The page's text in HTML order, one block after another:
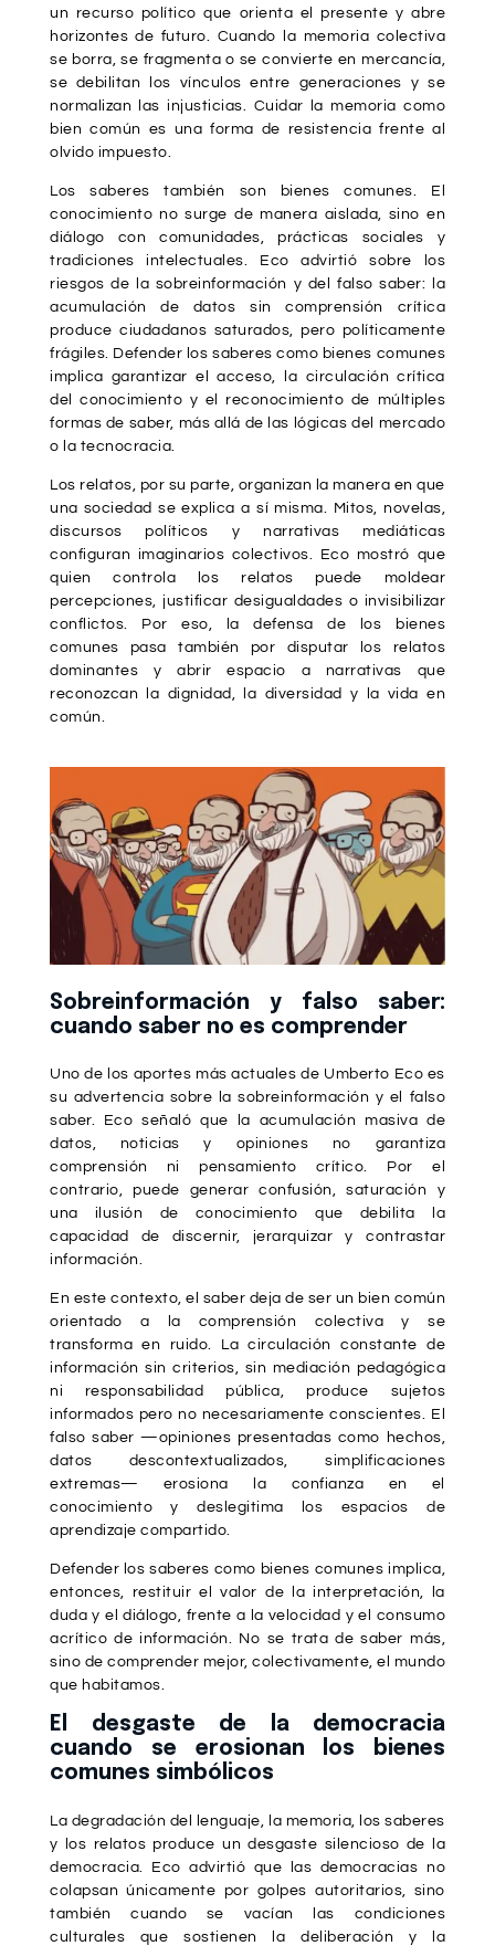
un recurso político que orienta el presente y abre
horizontes de futuro. Cuando la memoria colectiva
se borra, se fragmenta o se convierte en mercancía,
se debilitan los vínculos entre generaciones y se
normalizan las injusticias. Cuidar la memoria como
bien común es una forma de resistencia frente al
olvido impuesto.
Los saberes también son bienes comunes. El
conocimiento no surge de manera aislada, sino en
diálogo con comunidades, prácticas sociales y
tradiciones intelectuales. Eco advirtió sobre los
riesgos de la sobreinformación y del falso saber: la
acumulación de datos sin comprensión crítica
produce ciudadanos saturados, pero políticamente
frágiles. Defender los saberes como bienes comunes
implica garantizar el acceso, la circulación crítica
del conocimiento y el reconocimiento de múltiples
formas de saber, más allá de las lógicas del mercado
o la tecnocracia.
Los relatos, por su parte, organizan la manera en que
una sociedad se explica a sí misma. Mitos, novelas,
discursos políticos y narrativas mediáticas
configuran imaginarios colectivos. Eco mostró que
quien controla los relatos puede moldear
percepciones, justificar desigualdades o invisibilizar
conflictos. Por eso, la defensa de los bienes
comunes pasa también por disputar los relatos
dominantes y abrir espacio a narrativas que
reconozcan la dignidad, la diversidad y la vida en
común.
Sobreinformación y falso saber:
cuando saber no es comprender
Uno de los aportes más actuales de Umberto Eco es
su advertencia sobre la sobreinformación y el falso
saber. Eco señaló que la acumulación masiva de
datos, noticias y opiniones no garantiza
comprensión ni pensamiento crítico. Por el
contrario, puede generar confusión, saturación y
una ilusión de conocimiento que debilita la
capacidad de discernir, jerarquizar y contrastar
información.
En este contexto, el saber deja de ser un bien común
orientado a la comprensión colectiva y se
transforma en ruido. La circulación constante de
información sin criterios, sin mediación pedagógica
ni responsabilidad pública, produce sujetos
informados pero no necesariamente conscientes. El
falso saber —opiniones presentadas como hechos,
datos descontextualizados, simplificaciones
extremas— erosiona la confianza en el
conocimiento y deslegitima los espacios de
aprendizaje compartido.
Defender los saberes como bienes comunes implica,
entonces, restituir el valor de la interpretación, la
duda y el diálogo, frente a la velocidad y el consumo
acrítico de información. No se trata de saber más,
sino de comprender mejor, colectivamente, el mundo
que habitamos.
El desgaste de la democracia
cuando se erosionan los bienes
comunes simbólicos
La degradación del lenguaje, la memoria, los saberes
y los relatos produce un desgaste silencioso de la
democracia. Eco advirtió que las democracias no
colapsan únicamente por golpes autoritarios, sino
también cuando se vacían las condiciones
culturales que sostienen la deliberación y la